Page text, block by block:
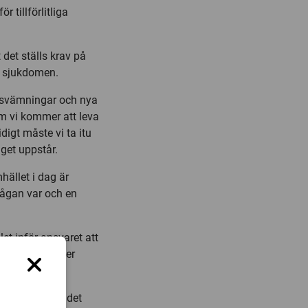
tillförlitliga
ställs krav på
och nya
vi kommer att leva
måste vi ta itu
uppstår.
i dag är
var och en
inför ansvaret att
säger Peter
stöd till det